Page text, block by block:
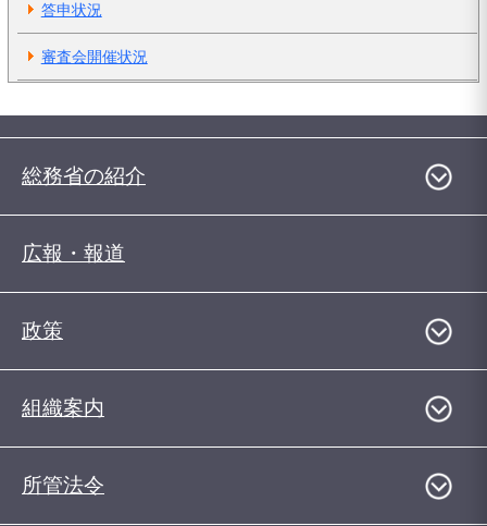
答申状況
審査会開催状況
総務省の紹介
広報・報道
政策
組織案内
所管法令